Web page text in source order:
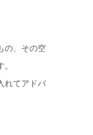
の、その空
れてアドバ